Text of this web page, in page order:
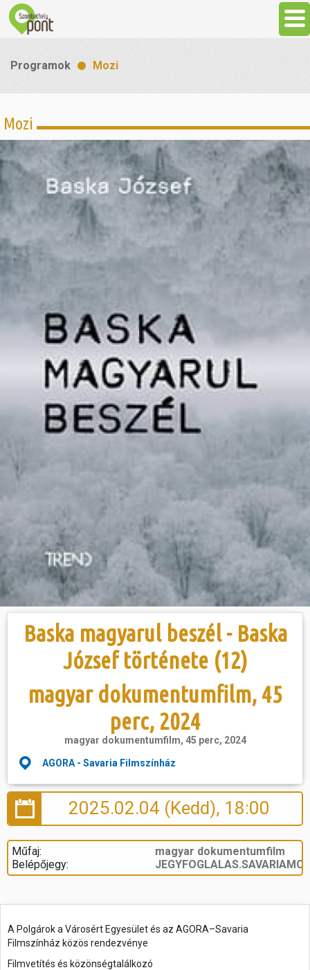
Látnivalók
Gasztronómia
Szállás
Sport
Szabadidő
Hasznos
Programok Mozi
Mozi
Baska magyarul beszél - Baska
József története (12)
magyar dokumentumfilm, 45
perc, 2024
magyar dokumentumfilm, 45 perc, 2024
AGORA - Savaria Filmszínház
2025.02.04 (Kedd), 18:00
Műfaj:
magyar dokumentumfilm
Belépőjegy:
A Polgárok a Városért Egyesület és az AGORA–Savaria
Filmszínház közös rendezvénye
Filmvetítés és közönségtalálkozó